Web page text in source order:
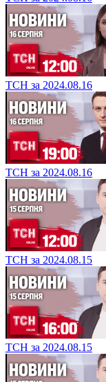
ТСН за 2024.08.16
ТСН за 2024.08.16
ТСН за 2024.08.15
ТСН за 2024.08.15